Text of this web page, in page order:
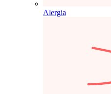
Alergia